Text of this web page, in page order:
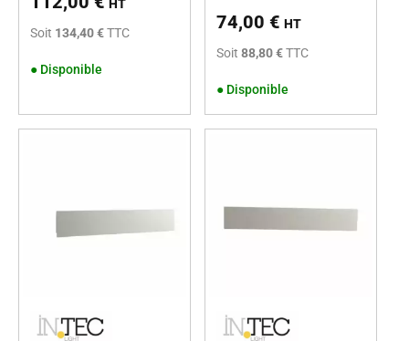
HT
Soit 134,40 €TTC
● Disponible
74,00 € HT
Soit 88,80 €TTC
● Disponible